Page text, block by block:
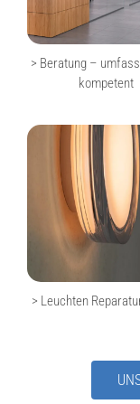
> Beratung –
kompetent
> Leuchten